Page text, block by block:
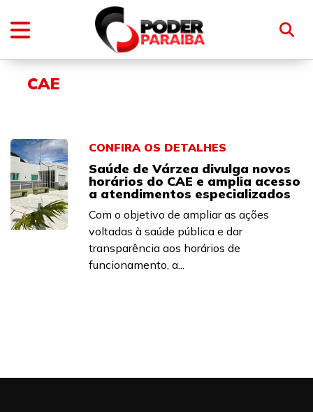
CAE
CONFIRA OS DETALHES
Saúde de Várzea divulga novos
horários do CAE e amplia acesso
a atendimentos especializados
Com o objetivo de ampliar as ações
voltadas à saúde pública e dar
transparência aos horários de
funcionamento, a...